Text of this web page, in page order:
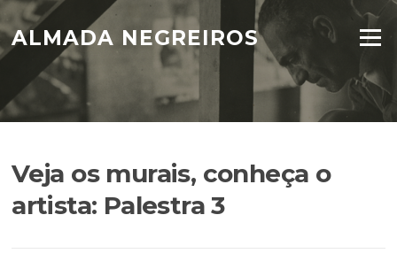
to
content
ALMADA NEGREIROS Menu
Veja os murais, conheça o
artista: Palestra 3